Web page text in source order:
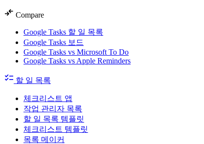
compare_arrows Compare
Google Tasks 할 일 목록
Google Tasks 보드
Google Tasks vs Microsoft To Do
Google Tasks vs Apple Reminders
checklist 할 일 목록
체크리스트 앱
작업 관리자 목록
할 일 목록 템플릿
체크리스트 템플릿
목록 메이커